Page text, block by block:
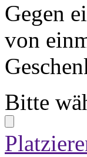
Gegen
von
Bitte